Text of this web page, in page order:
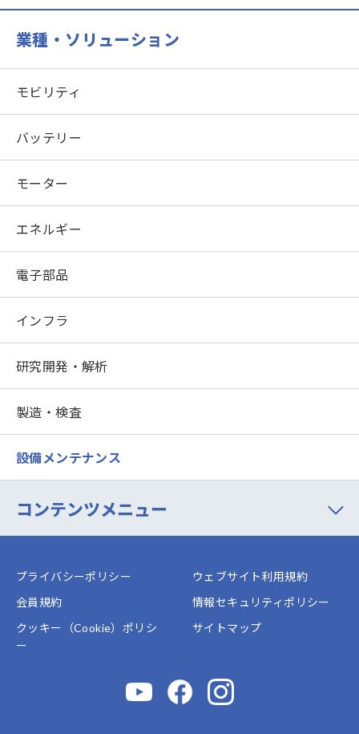
業種・ソリューション
モビリティ
バッテリー
モーター
エネルギー
電子部品
インフラ
研究開発・解析
製造・検査
設備メンテナンス
コンテンツメニュー
プライバシーポリシー
ウェブサイト利用規約
会員規約
情報セキュリティポリシー
クッキー（Cookie）ポリシ
ー
サイトマップ